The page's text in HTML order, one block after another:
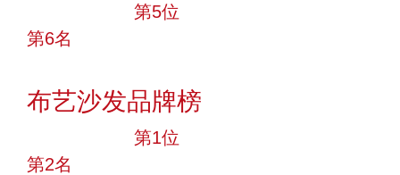
第5位
第6名
布艺沙发品牌榜
第1位
第2名